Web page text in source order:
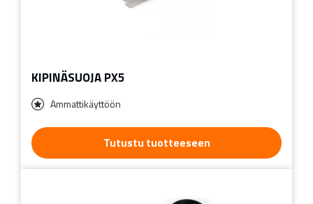
KIPINÄSUOJA PX5
Ammattikäyttöön
Tutustu tuotteeseen